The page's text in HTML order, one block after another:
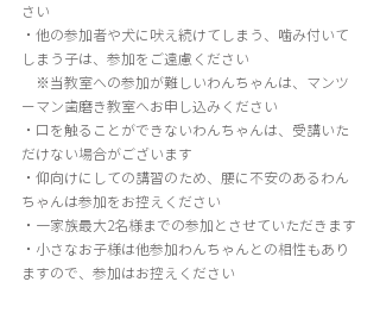
さい
・他の参加者や犬に吠え続けてしまう、噛み付いて
しまう子は、参加をご遠慮ください
※当教室への参加が難しいわんちゃんは、マンツ
ーマン歯磨き教室へお申し込みください
・口を触ることができないわんちゃんは、受講いた
だけない場合がございます
・仰向けにしての講習のため、腰に不安のあるわん
ちゃんは参加をお控えください
・一家族最大2名様までの参加とさせていただきます
・小さなお子様は他参加わんちゃんとの相性もあり
ますので、参加はお控えください